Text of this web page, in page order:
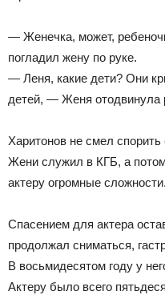
— Женечка, может,
погладил жену по руке.
— Леня, какие дети? Они
детей, — Женя отодвинула
Харитонов не смел
Жени служил в КГБ, а
актеру огромные сложности.
Спасением для актера
продолжал сниматься,
В восьмидесятом году у
Актеру было всего